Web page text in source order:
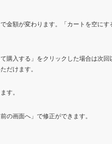
金額が変わります。「カートを空にす
購入する」をクリックした場合は次回
だけます。
す。
の画面へ」で修正ができます。